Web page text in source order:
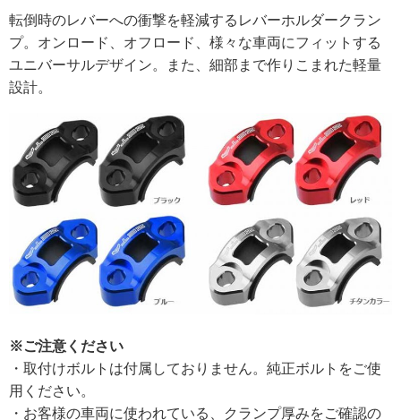
転倒時のレバーへの衝撃を軽減するレバーホルダークラン
プ。オンロード、オフロード、様々な車両にフィットする
ユニバーサルデザイン。また、細部まで作りこまれた軽量
設計。
※ご注意ください
・取付けボルトは付属しておりません。純正ボルトをご使
用ください。
・お客様の車両に使われている、クランプ厚みをご確認の